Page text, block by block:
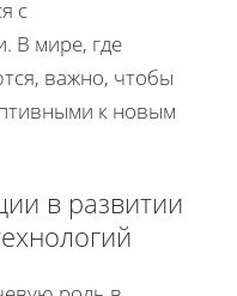
с
В мире, где
важно, чтобы
к новым
в развитии